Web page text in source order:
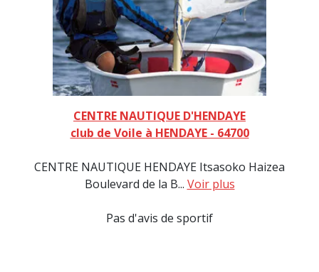
CENTRE NAUTIQUE D'HENDAYE
club de Voile à HENDAYE - 64700
CENTRE NAUTIQUE HENDAYE Itsasoko Haizea
Boulevard de la B... Voir plus
Pas d'avis de sportif